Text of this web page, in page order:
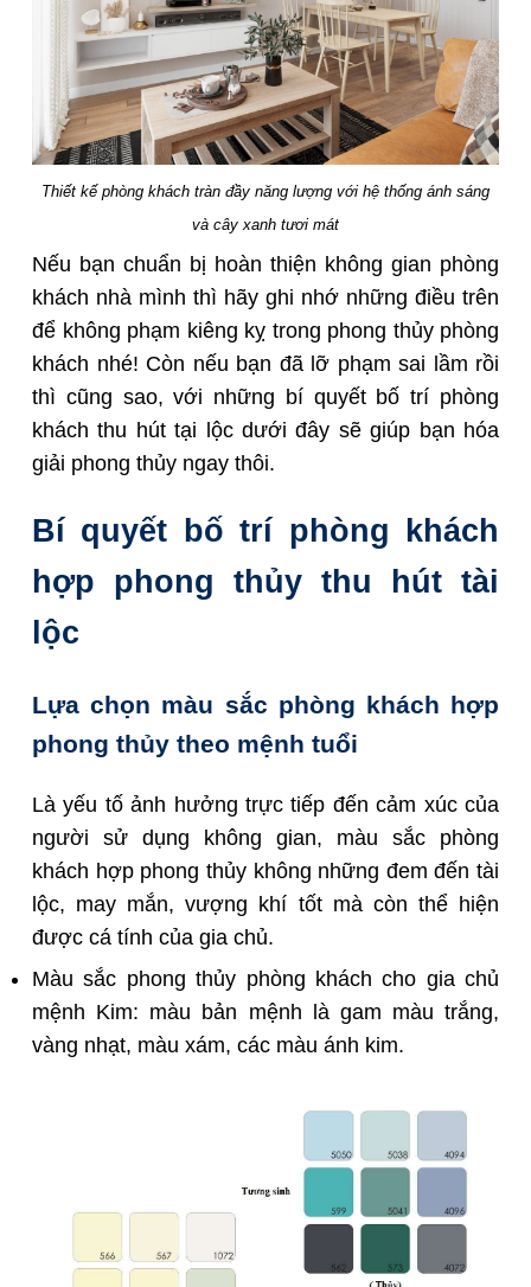
Thiết kế phòng khách tràn đầy năng lượng với hệ thống ánh sáng
và cây xanh tươi mát
Nếu bạn chuẩn bị hoàn thiện không gian phòng
khách nhà mình thì hãy ghi nhớ những điều trên
để không phạm kiêng kỵ trong phong thủy phòng
khách nhé! Còn nếu bạn đã lỡ phạm sai lầm rồi
thì cũng sao, với những bí quyết bố trí phòng
khách thu hút tại lộc dưới đây sẽ giúp bạn hóa
giải phong thủy ngay thôi.
Bí quyết bố trí phòng khách
hợp phong thủy thu hút tài
lộc
Lựa chọn màu sắc phòng khách hợp
phong thủy theo mệnh tuổi
Là yếu tố ảnh hưởng trực tiếp đến cảm xúc của
người sử dụng không gian, màu sắc phòng
khách hợp phong thủy không những đem đến tài
lộc, may mắn, vượng khí tốt mà còn thể hiện
được cá tính của gia chủ.
Màu sắc phong thủy phòng khách cho gia chủ
mệnh Kim: màu bản mệnh là gam màu trắng,
vàng nhạt, màu xám, các màu ánh kim.